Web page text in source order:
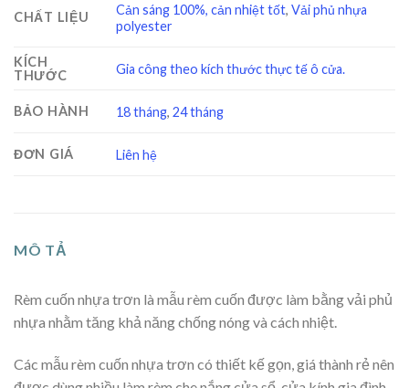
CHẤT LIỆU
Cản sáng 100%, cản nhiệt tốt,Vải phủ nhựa
polyester
KÍCH
THƯỚC
Gia công theo kích thước thực tế ô cửa.
BẢO HÀNH 18 tháng,24 tháng
ĐƠN GIÁ Liên hệ
MÔ TẢ
Rèm cuốn nhựa trơn là mẫu rèm cuốn được làm bằng vải phủ
nhựa nhằm tăng khả năng chống nóng và cách nhiệt.
Các mẫu rèm cuốn nhựa trơn có thiết kế gọn, giá thành rẻ nên